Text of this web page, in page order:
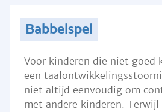
Babbelspel
Voor kinderen die niet goed
een
niet altijd eenvoudig om
met andere kinderen.